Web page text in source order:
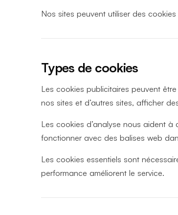
Nos sites peuvent utiliser des
Types de cookies
Les cookies publicitaires peuvent
nos sites et d’autres sites, afficher
Les cookies d’analyse nous aident à
fonctionner avec des balises web
Les cookies essentiels sont
performance améliorent le service.